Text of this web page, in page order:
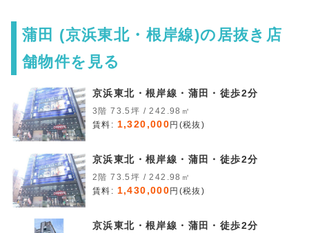
蒲田 (京浜東北・根岸線)の居抜き店
舗物件を見る
京浜東北・根岸線・蒲田・徒歩2分
3階 73.5坪 / 242.98㎡
賃料: 1,320,000 円(税抜)
京浜東北・根岸線・蒲田・徒歩2分
2階 73.5坪 / 242.98㎡
賃料: 1,430,000 円(税抜)
京浜東北・根岸線・蒲田・徒歩2分